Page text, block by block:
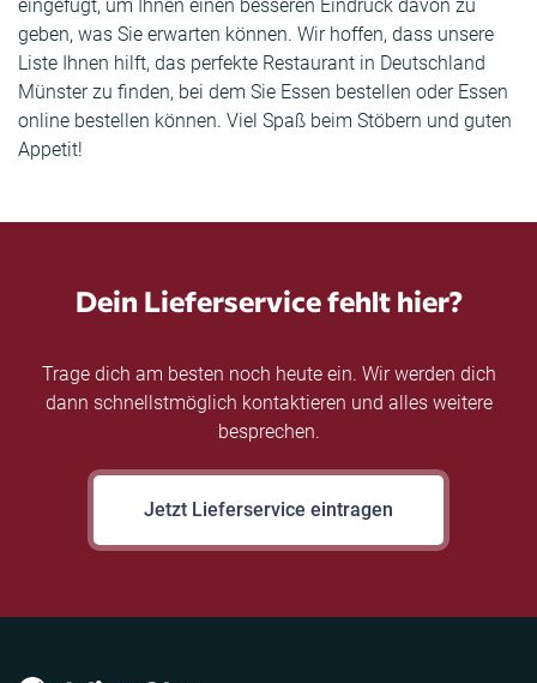
eingefügt, um Ihnen einen besseren Eindruck davon zu
geben, was Sie erwarten können. Wir hoffen, dass unsere
Liste Ihnen hilft, das perfekte Restaurant in Deutschland
Münster zu finden, bei dem Sie Essen bestellen oder Essen
online bestellen können. Viel Spaß beim Stöbern und guten
Appetit!
Dein Lieferservice fehlt hier?
Trage dich am besten noch heute ein. Wir werden dich
dann schnellstmöglich kontaktieren und alles weitere
besprechen.
Jetzt Lieferservice eintragen